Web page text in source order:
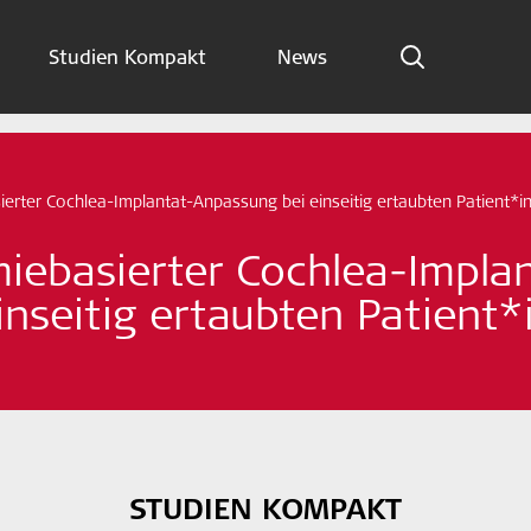
Studien Kompakt News
Indikationen
Jetzt abonnieren
Cochlea-Implantat-Anpassung bei einseitig ertaubten
Cochlea-
ertaubten
STUDIEN KOMPAKT